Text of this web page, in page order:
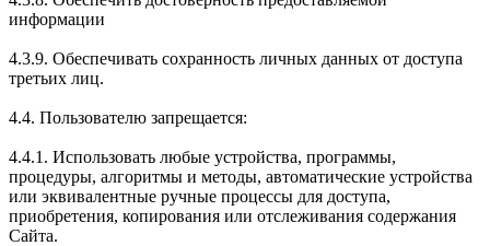
информации
4.3.9. Обеспечивать сохранность личных данных от доступа
третьих лиц.
4.4. Пользователю запрещается:
4.4.1. Использовать любые устройства, программы,
процедуры, алгоритмы и методы, автоматические устройства
или эквивалентные ручные процессы для доступа,
приобретения, копирования или отслеживания содержания
Сайта.